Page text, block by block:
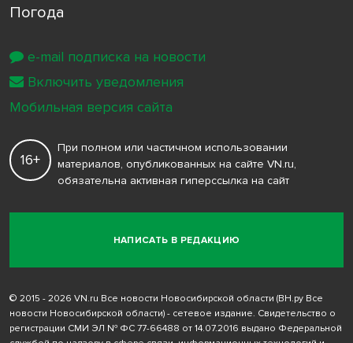
Погода
НАПИСАТЬ В РЕДАКЦИЮ
16+
При полном или частичном использовании
материалов, опубликованных на сайте VN.ru,
обязательна активная гиперссылка на сайт
© 2015 - 2026 VN.ru Все новости Новосибирской области (ВН.ру Все
новости Новосибирской области) - сетевое издание. Свидетельство о
регистрации СМИ ЭЛ № ФС 77-66488 от 14.07.2016 выдано Федеральной
e-mail подписка на новости
Включить уведомления
Мобильная версия сайта